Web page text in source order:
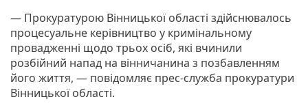
— Прокуратурою Вінницької області здійснювалось
процесуальне керівництво у кримінальному
провадженні щодо трьох осіб, які вчинили
розбійний напад на вінничанина з позбавленням
його життя, — повідомляє прес-служба прокуратури
Вінницької області.